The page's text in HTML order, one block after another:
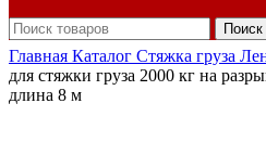
Поиск
Главная Каталог Стяжка груза
для стяжки груза 2000 кг на
длина 8 м